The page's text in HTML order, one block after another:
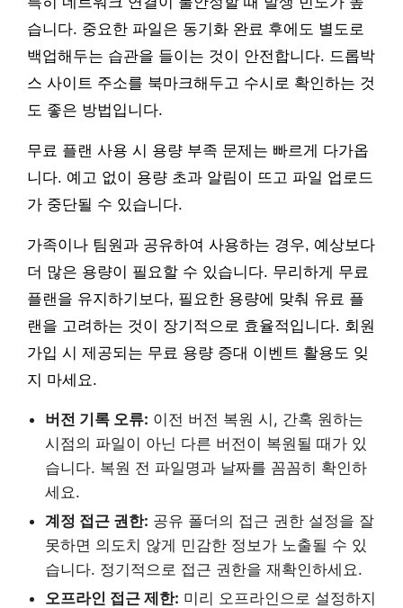
습니다. 중요한 파일은 동기화 완료 후에도 별도로
백업해두는 습관을 들이는 것이 안전합니다. 드롭박
스 사이트 주소를 북마크해두고 수시로 확인하는 것
도 좋은 방법입니다.
무료 플랜 사용 시 용량 부족 문제는 빠르게 다가옵
니다. 예고 없이 용량 초과 알림이 뜨고 파일 업로드
가 중단될 수 있습니다.
가족이나 팀원과 공유하여 사용하는 경우, 예상보다
더 많은 용량이 필요할 수 있습니다. 무리하게 무료
플랜을 유지하기보다, 필요한 용량에 맞춰 유료 플
랜을 고려하는 것이 장기적으로 효율적입니다. 회원
가입 시 제공되는 무료 용량 증대 이벤트 활용도 잊
지 마세요.
버전 기록 오류: 이전 버전 복원 시, 간혹 원하는
시점의 파일이 아닌 다른 버전이 복원될 때가 있
습니다. 복원 전 파일명과 날짜를 꼼꼼히 확인하
세요.
계정 접근 권한: 공유 폴더의 접근 권한 설정을 잘
못하면 의도치 않게 민감한 정보가 노출될 수 있
습니다. 정기적으로 접근 권한을 재확인하세요.
오프라인 접근 제한: 미리 오프라인으로 설정하지